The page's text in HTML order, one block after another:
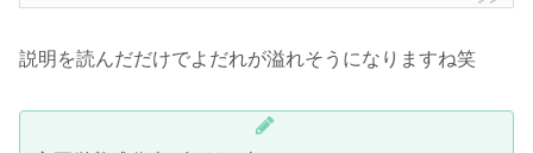
説明を読んだだけでよだれが溢れそうになりますね笑